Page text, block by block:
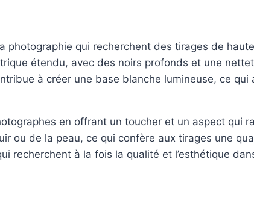
qui recherchent des tirages de
étendu, avec des noirs profonds et une
à créer une base blanche lumineuse, ce
en offrant un toucher et un aspect qui
ou de la peau, ce qui confère aux tirages une
recherchent à la fois la qualité et l’esthétique